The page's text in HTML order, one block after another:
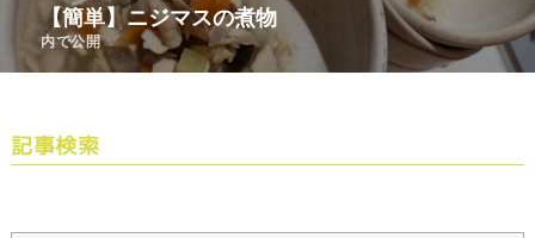
【簡単】ニジマスの煮物
内で公開
記事検索